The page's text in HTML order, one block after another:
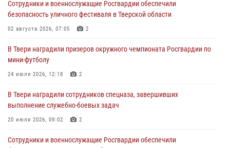
В Твери наградили призеров окружного чемпионата Росгвардии по
мини-футболу
24 июля 2026, 12:18 2
Росгвардейцы оказали помощь водителю на дороге в городе Кашин
22 июля 2026, 08:35
Представители Росгвардии провели спортивно — патриотическое
мероприятие для воспитанников летнего лагеря в Тверской области
(видео)
Сотрудники и военнослужащие Росгвардии обеспечили
безопасность уличного фестиваля в Тверской области
02 августа 2026, 07:05 2
В Твери наградили призеров окружного чемпионата Росгвардии по
мини-футболу
24 июля 2026, 12:18 2
В Твери наградили сотрудников спецназа, завершивших
выполнение служебно-боевых задач
20 июля 2026, 09:02 2
Сотрудники и военнослужащие Росгвардии обеспечили